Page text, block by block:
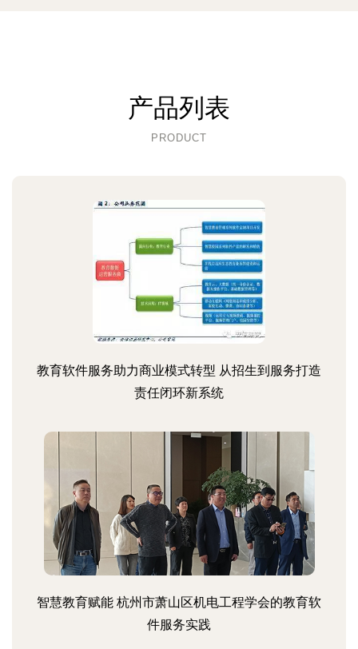
产品列表
PRODUCT
教育软件服务助力商业模式转型 从招生到服务打造
责任闭环新系统
智慧教育赋能 杭州市萧山区机电工程学会的教育软
件服务实践